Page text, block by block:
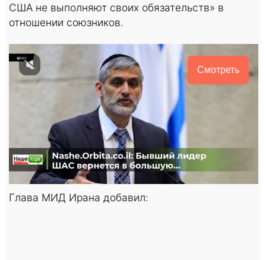
США не выполняют своих обязательств» в
отношении союзников.
Смотреть
Глава МИД Ирана добавил: